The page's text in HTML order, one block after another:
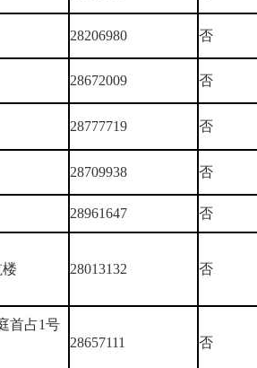
28206980 否
28672009 否
28777719 否
28709938 否
28961647 否
28013132 否
首占1号
28657111 否